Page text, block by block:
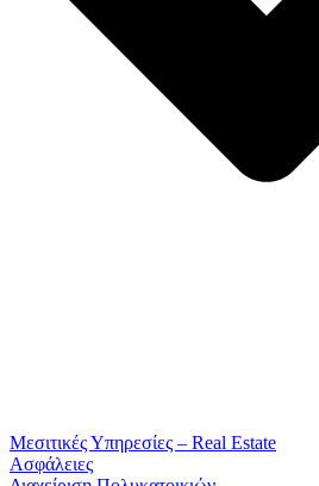
Μεσιτικές Υπηρεσίες – Real Estate
Ασφάλειες